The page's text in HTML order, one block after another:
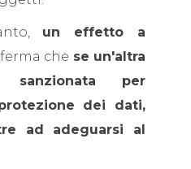
un effetto a
che se un'altra
sanzionata per
dei dati,
ad adeguarsi al